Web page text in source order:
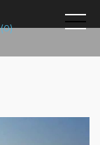
(0)